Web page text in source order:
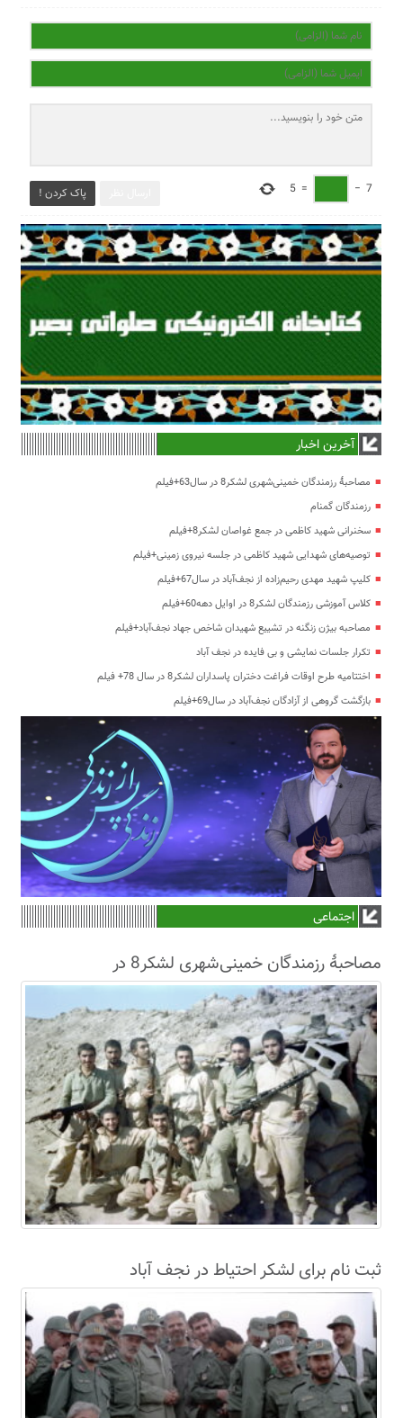
پاک کردن ! 7
−
=
5
آخرین اخبار
مصاحبۀ رزمندگان خمینی‌شهری لشکر8 در سال63+فیلم
رزمندگان گمنام
سخنرانی شهید کاظمی در جمع غواصان لشکر8+فیلم
توصیه‌های شهدایی شهید کاظمی در جلسه نیروی زمینی+فیلم
کلیپ شهید مهدی رحیم‌زاده از نجف‌آباد در سال67+فیلم
کلاس آموزشی رزمندگان لشکر8 در اوایل دهه60+فیلم
مصاحبه بیژن زنگنه در تشییع شهیدان شاخص جهاد نجف‌آباد+فیلم
تکرار جلسات نمایشی و بی فایده در نجف آباد
اختتامیه طرح اوقات فراغت دختران پاسداران لشکر8 در سال 78+ فیلم
بازگشت گروهی از آزادگان نجف‌آباد در سال69+فیلم
اجتماعی
مصاحبۀ رزمندگان خمینی‌شهری لشکر8 در
سال63+فیلم
ثبت نام برای لشکر احتیاط در نجف آباد